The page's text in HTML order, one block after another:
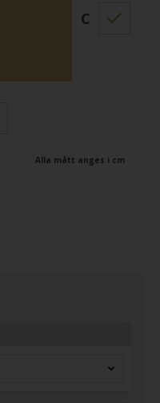
C
Alla mått anges i cm